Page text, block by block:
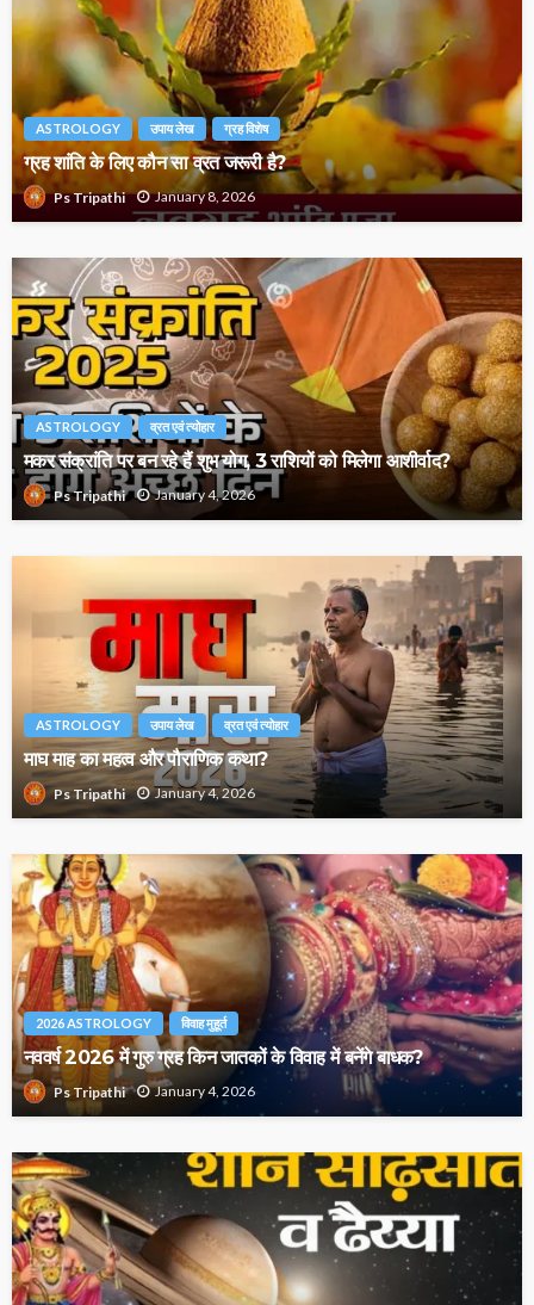
ASTROLOGY उपाय लेख ग्रह विशेष
ग्रह शांति के लिए कौन सा व्रत जरूरी है?
Ps Tripathi January 8, 2026
ASTROLOGY व्रत एवं त्योहार
मकर संक्रांति पर बन रहे हैं शुभ योग, 3 राशियों को मिलेगा आशीर्वाद?
Ps Tripathi January 4, 2026
ASTROLOGY उपाय लेख व्रत एवं त्योहार
माघ माह का महत्व और पौराणिक कथा?
Ps Tripathi January 4, 2026
2026 ASTROLOGY विवाह मुहूर्त
नववर्ष 2026 में गुरु ग्रह किन जातकों के विवाह में बनेंगे बाधक?
Ps Tripathi January 4, 2026